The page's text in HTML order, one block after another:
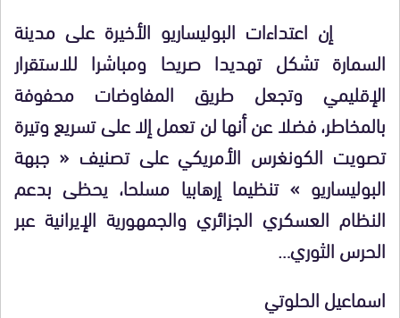
إن اعتداءات البوليساريو الأخيرة على مدينة
السمارة تشكل تهديدا صريحا ومباشرا للاستقرار
الإقليمي وتجعل طريق المفاوضات محفوفة
بالمخاطر، فضلا عن أنها لن تعمل إلا على تسريع وتيرة
تصويت الكونغرس الأمريكي على تصنيف « جبهة
البوليساريو » تنظيما إرهابيا مسلحا، يحظى بدعم
النظام العسكري الجزائري والجمهورية الإيرانية عبر
الحرس الثوري…
اسماعيل الحلوتي